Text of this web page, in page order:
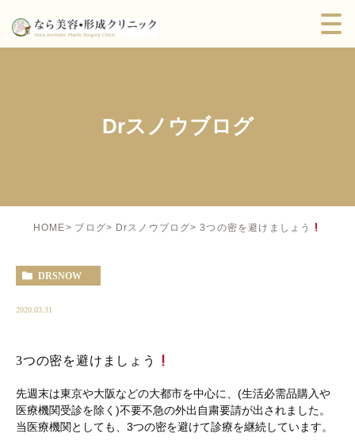
Drスノウブログ
HOME ブログ Drスノウブログ 3つの密を避けましょう
DRSNOW
2020.03.31
3つの密を避けましょう
先週末は東京や大阪などの大都市を中心に、(生活必需品購入や
医療機関受診を除く)不要不急の外出自粛要請が出されました。
当医療機関としても、3つの密を避けて診療を継続しています。